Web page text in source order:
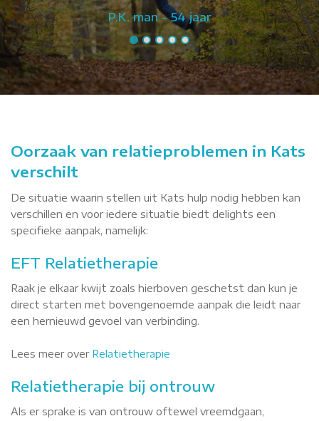
P.K. man - 54 jaar
Oorzaak van relatieproblemen in Kats
verschilt
De situatie waarin stellen uit Kats hulp nodig hebben kan
verschillen en voor iedere situatie biedt delights een
specifieke aanpak, namelijk:
EFT Relatietherapie
Raak je elkaar kwijt zoals hierboven geschetst dan kun je
direct starten met bovengenoemde aanpak die leidt naar
een hernieuwd gevoel van verbinding.
Lees meer over Relatietherapie
Relatietherapie bij ontrouw
Als er sprake is van ontrouw oftewel vreemdgaan,